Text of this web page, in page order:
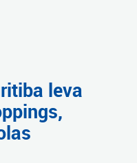
leva